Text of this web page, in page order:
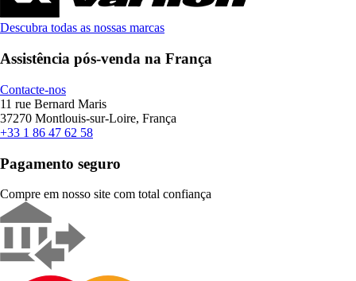
Descubra todas as nossas marcas
Assistência pós-venda na França
Contacte-nos
11 rue Bernard Maris
37270 Montlouis-sur-Loire, França
+33 1 86 47 62 58
Pagamento seguro
Compre em nosso site com total confiança